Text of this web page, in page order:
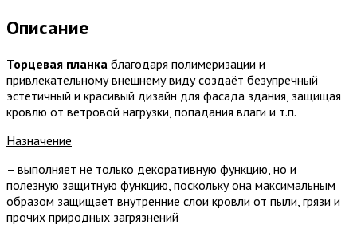
Описание
Торцевая планка благодаря полимеризации и
привлекательному внешнему виду создаёт безупречный
эстетичный и красивый дизайн для фасада здания, защищая
кровлю от ветровой нагрузки, попадания влаги и т.п.
Назначение
– выполняет не только декоративную функцию, но и
полезную защитную функцию, поскольку она максимальным
образом защищает внутренние слои кровли от пыли, грязи и
прочих природных загрязнений